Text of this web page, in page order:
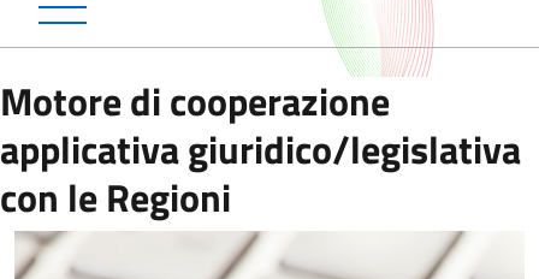
Motore di cooperazione
applicativa giuridico/legislativa
con le Regioni